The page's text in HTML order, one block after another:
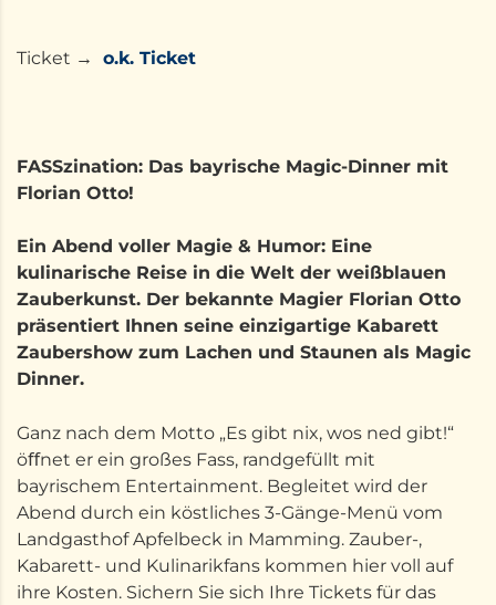
Ticket → o.k. Ticket
FASSzination: Das bayrische Magic-Dinner mit
Florian Otto!
Ein Abend voller Magie & Humor: Eine
kulinarische Reise in die Welt der weißblauen
Zauberkunst. Der bekannte Magier Florian Otto
präsentiert Ihnen seine einzigartige Kabarett
Zaubershow zum Lachen und Staunen als Magic
Dinner.
Ganz nach dem Motto „Es gibt nix, wos ned gibt!“
öﬀnet er ein großes Fass, randgefüllt mit
bayrischem Entertainment. Begleitet wird der
Abend durch ein köstliches 3-Gänge-Menü vom
Landgasthof Apfelbeck in Mamming. Zauber-,
Kabarett- und Kulinarikfans kommen hier voll auf
ihre Kosten. Sichern Sie sich Ihre Tickets für das